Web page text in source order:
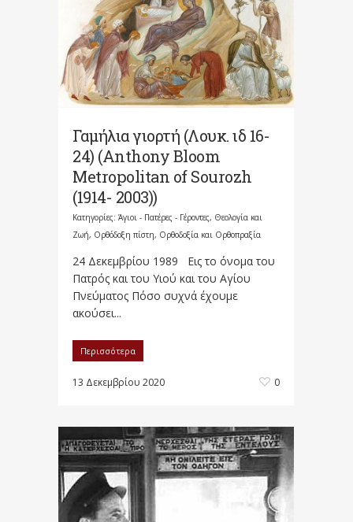
Γαμήλια γιορτή (Λουκ. ιδ 16-
24) (Anthony Bloom
Metropolitan of Sourozh
(1914- 2003))
Κατηγορίες: Άγιοι - Πατέρες - Γέροντες, Θεολογία και
Ζωή, Ορθόδοξη πίστη, Ορθοδοξία και Ορθοπραξία
24 Δεκεμβρίου 1989 Εις το όνομα του
Πατρός και του Υιού και του Αγίου
Πνεύματος Πόσο συχνά έχουμε
ακούσει...
Περισσότερα
13 Δεκεμβρίου 2020 0